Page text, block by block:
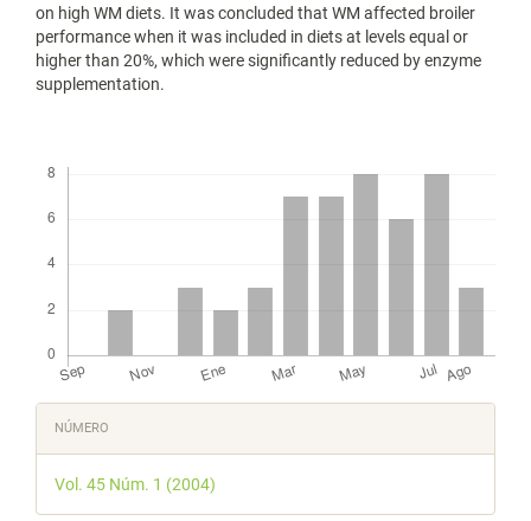
on high WM diets. It was concluded that WM affected broiler
performance when it was included in diets at levels equal or
higher than 20%, which were significantly reduced by enzyme
supplementation.
Detalles
del
artículo
NÚMERO
Vol. 45 Núm. 1 (2004)